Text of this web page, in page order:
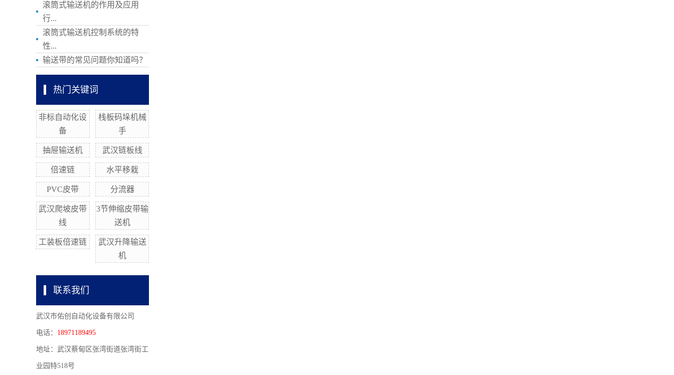
滚筒式输送机的作用及应用
行...
滚筒式输送机控制系统的特
性...
输送带的常见问题你知道吗？
热门关键词
非标自动化设
备
栈板码垛机械
手
抽屉输送机 武汉链板线
倍速链 水平移栽
PVC皮带 分流器
武汉爬坡皮带
线
3节伸缩皮带输
送机
工装板倍速链
武汉升降输送
机
联系我们
武汉市佑创自动化设备有限公司
电话： 18971189495
地址：武汉蔡甸区张湾街道张湾街工
业园特518号